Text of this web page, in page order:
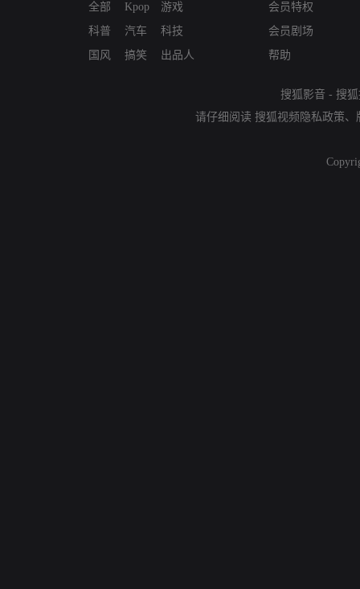
全部
科普
国风
Kpop
汽车
搞笑
游戏
科技
出品人
会员特权
会员剧场
帮助
搜狐影音 - 搜
请仔细阅读 搜狐视频隐私政策、